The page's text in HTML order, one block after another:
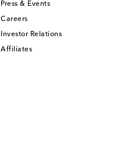
Press & Events
Careers
Investor Relations
Affiliates